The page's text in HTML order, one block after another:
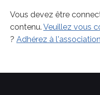
Vous devez être
contenu. Veuillez vous
? Adhérez à